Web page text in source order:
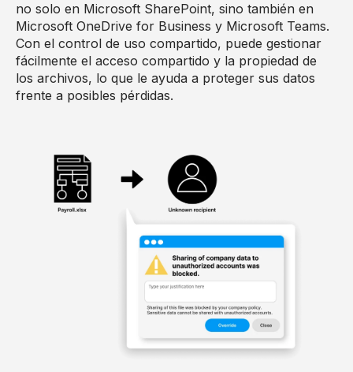
no solo en Microsoft SharePoint, sino también en
Microsoft OneDrive for Business y Microsoft Teams.
Con el control de uso compartido, puede gestionar
fácilmente el acceso compartido y la propiedad de
los archivos, lo que le ayuda a proteger sus datos
frente a posibles pérdidas.